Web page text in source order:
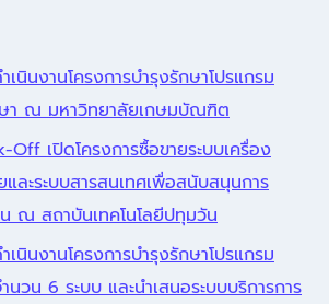
เนินงานโครงการบำรุงรักษาโปรแกรม
ษา ณ มหาวิทยาลัยเกษมบัณฑิต
Off เปิดโครงการซื้อขายระบบเครื่อง
ละระบบสารสนเทศเพื่อสนับสนุนการ
ณ สถาบันเทคโนโลยีปทุมวัน
เนินงานโครงการบำรุงรักษาโปรแกรม
นวน 6 ระบบ และนำเสนอระบบบริการการ